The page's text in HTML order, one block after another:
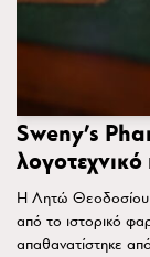
Sweny’s
Η Λητώ Θεοδοσίου
από το ιστορικό
απαθανατίστηκε